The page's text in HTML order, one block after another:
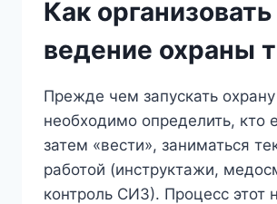
Как организовать
ведение охраны
Прежде чем запускать
необходимо определить, кто
затем «вести», заниматься
работой (инструктажи,
контроль СИЗ). Процесс этот